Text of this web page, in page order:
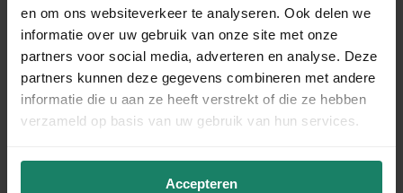
en om ons websiteverkeer te analyseren. Ook delen we
informatie over uw gebruik van onze site met onze
partners voor social media, adverteren en analyse. Deze
partners kunnen deze gegevens combineren met andere
informatie die u aan ze heeft verstrekt of die ze hebben
verzameld op basis van uw gebruik van hun services.
Accepteren